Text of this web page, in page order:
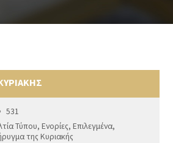
531
Τύπου,Ενορίες,Επιλεγμένα,
της Κυριακής